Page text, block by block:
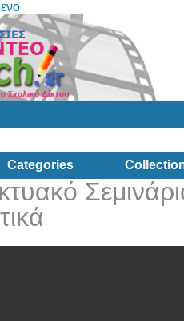
Categories